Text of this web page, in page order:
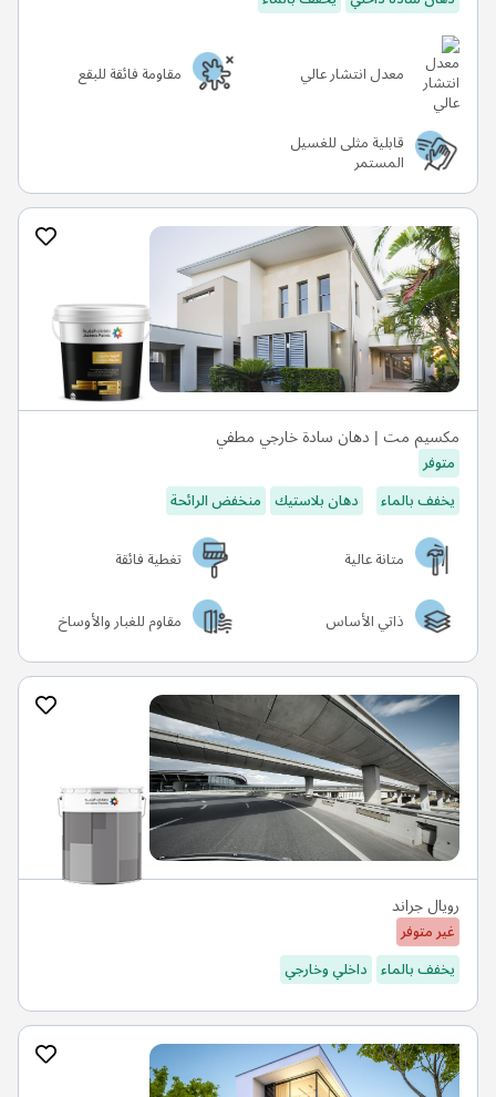
معدل انتشار عالي مقاومة فائقة للبقع
قابلية مثلى للغسيل
المستمر
مكسيم مت | دهان سادة خارجي مطفي
متوفر
يخفف بالماء
دهان بلاستيك منخفض الرائحة
متانة عالية
تغطية فائقة
ذاتي الأساس
مقاوم للغبار والأوساخ
رويال جراند
غير متوفر
يخفف بالماء داخلي وخارجي